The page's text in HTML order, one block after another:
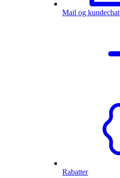
Mail og kundechat
Rabatter